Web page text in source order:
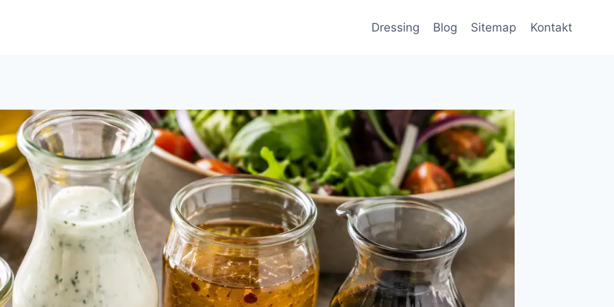
Dressing Blog Sitemap Kontakt